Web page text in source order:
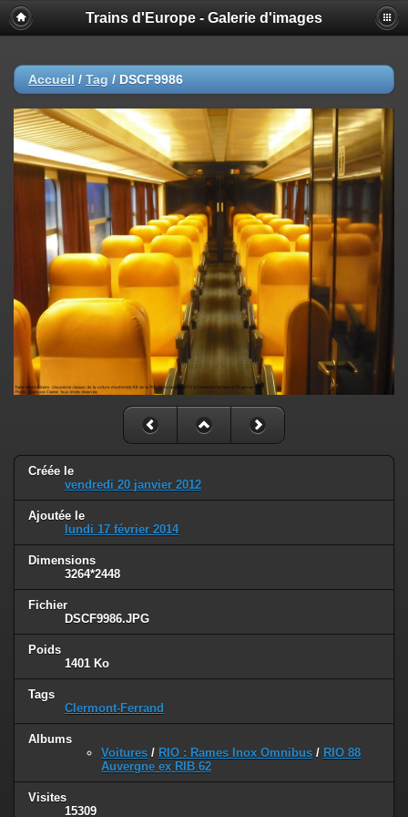
Trains d'Europe - Galerie d'images
Accueil / Tag / DSCF9986
Créée le
vendredi 20 janvier 2012
Ajoutée le
lundi 17 février 2014
Dimensions
3264*2448
Fichier
DSCF9986.JPG
Poids
1401 Ko
Tags
Clermont-Ferrand
Albums
Voitures / RIO : Rames Inox Omnibus / RIO 88
Auvergne ex RIB 62
Visites
15309